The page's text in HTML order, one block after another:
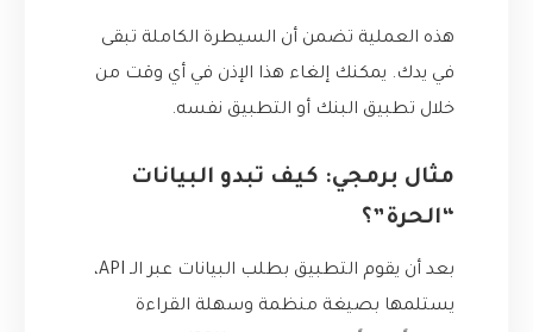
هذه العملية تضمن أن السيطرة الكاملة تبقى
في يدك. يمكنك إلغاء هذا الإذن في أي وقت من
خلال تطبيق البنك أو التطبيق نفسه.
مثال برمجي: كيف تبدو البيانات
“الحرة”؟
بعد أن يقوم التطبيق بطلب البيانات عبر الـ API،
يستلمها بصيغة منظمة وسهلة القراءة